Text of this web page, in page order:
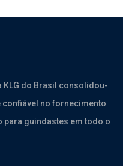
KLG do Brasil consolidou-
no fornecimento
para guindastes em todo o